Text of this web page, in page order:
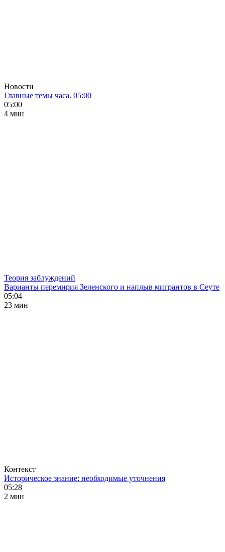
Новости
Главные темы часа. 05:00
05:00
4 мин
Теория заблуждений
Варианты перемирия Зеленского и наплыв мигрантов в Сеуте
05:04
23 мин
Контекст
Историческое знание: необходимые уточнения
05:28
2 мин